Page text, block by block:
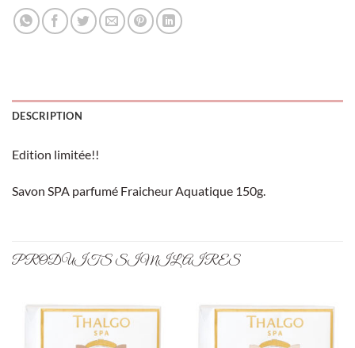
DESCRIPTION
Edition limitée!!
Savon SPA parfumé Fraicheur Aquatique 150g.
PRODUITS SIMILAIRES